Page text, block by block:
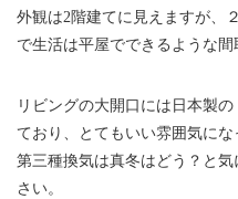
外観は2階建てに見えますが、
で生活は平屋でできるような間
リビングの大開口には日本製
ており、とてもいい雰囲気にな
第三種換気は真冬はどう？と
さい。